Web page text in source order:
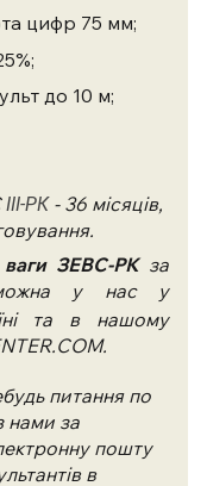
цифр 75 мм;
до 10 м;
III-РК- 36 місяців,
ваги ЗЕВС-РКза
у нас у
та в нашому
питання по
нами за
пошту
в